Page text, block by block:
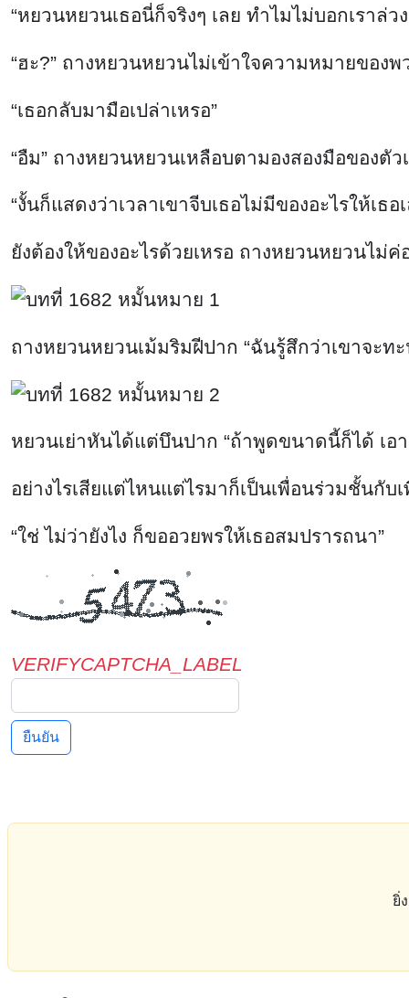
VERIFYCAPTCHA_LABEL
ยืนยัน
ยิ่